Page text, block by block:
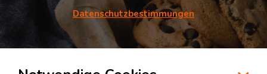
Suche
Datenschutzbestimmungen